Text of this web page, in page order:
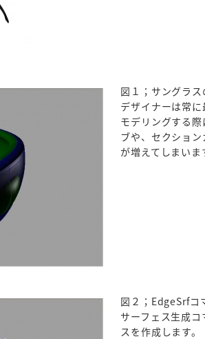
図１；サングラ
デザイナーは常に
モデリングする
ブや、セクショ
が増えてしまいま
図２；EdgeSrfコ
サーフェス生成
スを作成します。